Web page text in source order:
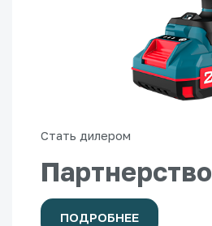
Стать дилером
Партнерство
ПОДРОБНЕЕ